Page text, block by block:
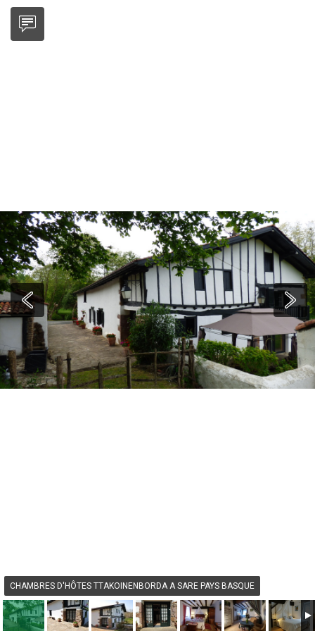
CHAMBRES D'HÔTES TTAKOINENBORDA A SARE PAYS BASQUE